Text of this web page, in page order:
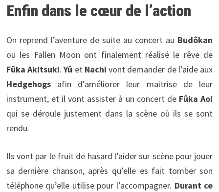
Enfin dans le cœur de l’action
On reprend l’aventure de suite au concert au Budôkan
ou les Fallen Moon ont finalement réalisé le rêve de
Fûka Akitsuki.Yû et Nachivont demander de l’aide aux
Hedgehogs afin d’améliorer leur maitrise de leur
instrument, et il vont assister à un concert de Fûka Aoi
qui se déroule justement dans la scène où ils se sont
rendu.
Ils vont par le fruit de hasard l’aider sur scène pour jouer
sa dernière chanson, après qu’elle es fait tomber son
téléphone qu’elle utilise pour l’accompagner. Durant ce